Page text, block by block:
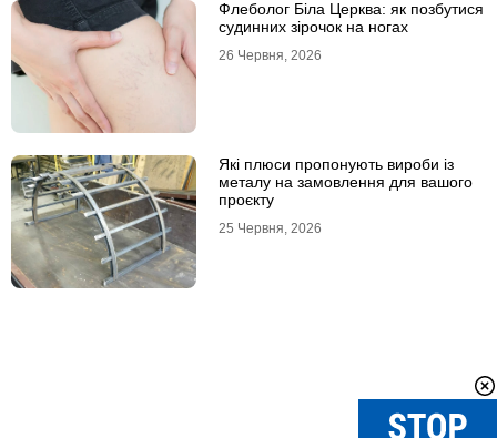
Флеболог Біла Церква: як позбутися
судинних зірочок на ногах
26 Червня, 2026
Які плюси пропонують вироби із
металу на замовлення для вашого
проєкту
25 Червня, 2026